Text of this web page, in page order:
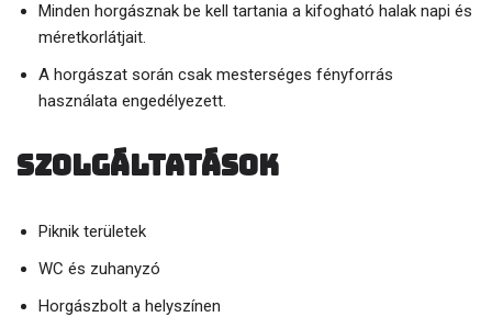
Minden horgásznak be kell tartania a kifogható halak napi és
méretkorlátjait.
A horgászat során csak mesterséges fényforrás
használata engedélyezett.
Szolgáltatások
Piknik területek
WC és zuhanyzó
Horgászbolt a helyszínen